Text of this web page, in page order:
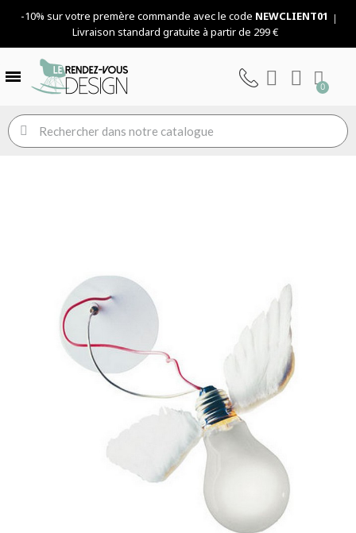
-10% sur votre premère commande avec le code NEWCLIENT01
Livraison standard gratuite à partir de 299 €